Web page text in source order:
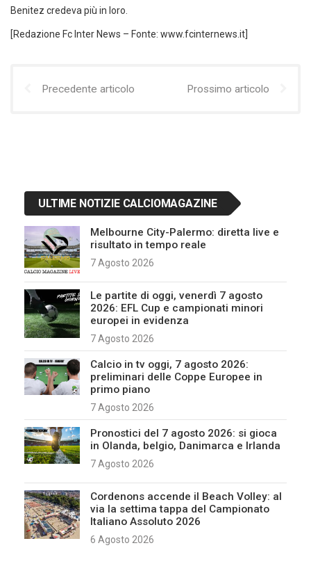
Benitez credeva più in loro.
[Redazione Fc Inter News – Fonte: www.fcinternews.it]
Precedente articolo Prossimo articolo
ULTIME NOTIZIE CALCIOMAGAZINE
Melbourne City-Palermo: diretta live e
risultato in tempo reale
7 Agosto 2026
Le partite di oggi, venerdì 7 agosto
2026: EFL Cup e campionati minori
europei in evidenza
7 Agosto 2026
Calcio in tv oggi, 7 agosto 2026:
preliminari delle Coppe Europee in
primo piano
7 Agosto 2026
Pronostici del 7 agosto 2026: si gioca
in Olanda, belgio, Danimarca e Irlanda
7 Agosto 2026
Cordenons accende il Beach Volley: al
via la settima tappa del Campionato
Italiano Assoluto 2026
6 Agosto 2026